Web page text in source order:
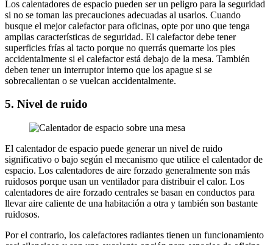
Los calentadores de espacio pueden ser un peligro para la seguridad
si no se toman las precauciones adecuadas al usarlos. Cuando
busque el mejor calefactor para oficinas, opte por uno que tenga
amplias características de seguridad. El calefactor debe tener
superficies frías al tacto porque no querrás quemarte los pies
accidentalmente si el calefactor está debajo de la mesa. También
deben tener un interruptor interno que los apague si se
sobrecalientan o se vuelcan accidentalmente.
5. Nivel de ruido
El calentador de espacio puede generar un nivel de ruido
significativo o bajo según el mecanismo que utilice el calentador de
espacio. Los calentadores de aire forzado generalmente son más
ruidosos porque usan un ventilador para distribuir el calor. Los
calentadores de aire forzado centrales se basan en conductos para
llevar aire caliente de una habitación a otra y también son bastante
ruidosos.
Por el contrario, los calefactores radiantes tienen un funcionamiento